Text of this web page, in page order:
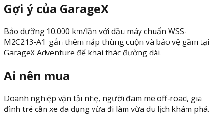
Gợi ý của GarageX
Bảo dưỡng 10.000 km/lần với dầu máy chuẩn WSS-
M2C213-A1; gắn thêm nắp thùng cuộn và bảo vệ gầm tại
GarageX Adventure để khai thác đường dài.
Ai nên mua
Doanh nghiệp vận tải nhẹ, người đam mê off-road, gia
đình trẻ cần xe đa dụng vừa đi làm vừa du lịch khám phá.